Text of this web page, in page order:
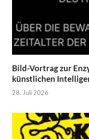
Bild-Vortrag zur
künstlichen
28. Juli 2026